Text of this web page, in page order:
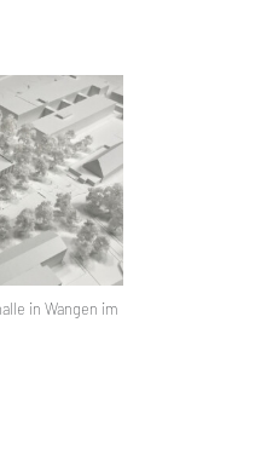
in Wangen im